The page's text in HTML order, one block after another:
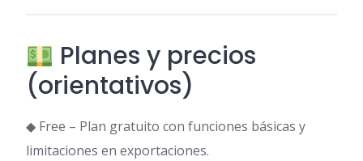
Planes y precios
(orientativos)
◆ Free – Plan gratuito con funciones básicas y
limitaciones en exportaciones.